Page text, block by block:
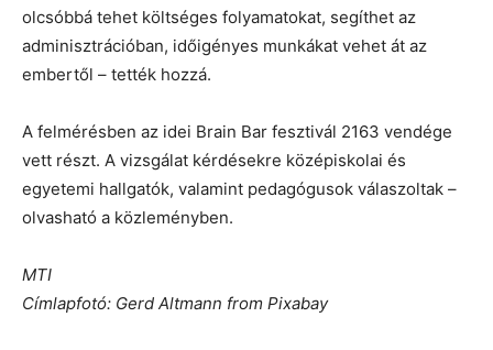
olcsóbbá tehet költséges folyamatokat, segíthet az
adminisztrációban, időigényes munkákat vehet át az
embertől – tették hozzá.
A felmérésben az idei Brain Bar fesztivál 2163 vendége
vett részt. A vizsgálat kérdésekre középiskolai és
egyetemi hallgatók, valamint pedagógusok válaszoltak –
olvasható a közleményben.
MTI
Címlapfotó: Gerd Altmann from Pixabay